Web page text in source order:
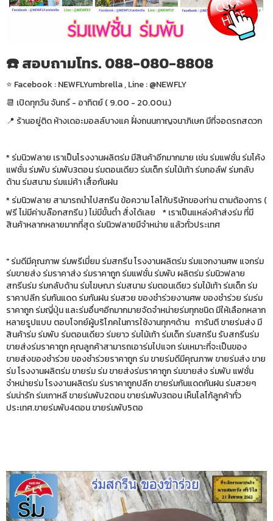
☎️ สอบถามโทร. 088-080-8808
⭐️ Facebook : NEWFLYumbrella , Line : @NEWFLY
📆 เปิดทุกวัน จันทร์ - อาทิตย์ ( 9.00 - 20.00น.)
📍 ร้านอยู่ติด ห้างเดอะมอลล์บางแค ฝั่งถนนกาญจนาภิเษก มีที่จอดรถสดวก
* ร่มนิวฟลาย เราเป็นโรงงานผลิตร่ม มีสินค้าอีกมากมาย เช่น ร่มแฟชั่น ร่มโค้ง
แฟชั่น ร่มพับ ร่มพับ3ตอน ร่มตอนเดียว ร่มเด็ก ร่มไม้เท้า ร่มกอล์ฟ ร่มกลับ
ด้าน ร่มสนาม ร่มแม่ค้า เสื้อกันฝน
* ร่มนิวฟลาย สามารถนำไปสกรีน ข้อความ โลโก้บริษัทของท่าน ตามต้องการ (
ฟรี ไม่มีค่าบล๊อกสกรีน ) ไม่มีขั้นต่ำ สั่งได้เลย * เราเป็นแหล่งค้าส่งร่ม ที่มี
สินค้าหลากหลายมากที่สุด ร่มนิวฟลายมีจำหน่าย แล้วทั่วประเทศ
" ร่มดีมีคุณภาพ ร่มพรีเมี่ยม ร่มสกรีน โรงงานผลิตร่ม ร่มแจกงานศพ แจกร่ม
ร่มขายส่ง ร่มราคาส่ง ร่มราคาถูก ร่มแฟชั่น ร่มพับ ผลิตร่ม ร่มนิวฟลาย
สกรีนร่ม ร่มกลับด้าน ร่มโฆษณา ร่มสนาม ร่มตอนเดียว ร่มไม้เท้า ร่มเด็ก ร่ม
ราคาปลีก ร่มกันแดด ร่มกันฝน ร่มสวย ของชำร่วยงานศพ ของชำร่วย ร่มร่ม
ราคาถูก ร่มญี่ปุ่น และร่มอื่นๆอีกมากมายจัดจำหน่ายร่มทุกชนิด มีให้เลือกหลาก
หลายรูปแบบ ตอบโจทย์ผู้บริโภคในการใช้งานทุกๆด้าน การันตี ขายร่มส่ง มี
สินค้าร่ม ร่มพับ ร่มตอนเดียว ร่มยาว ร่มไม้เท้า ร่มเด็ก ร่มสกรีน รับสกรีนร่ม
ขายส่งร่มราคาถูก คุณลูกค้าสามารถเอาร่มไปแจก ร่มเหมาะที่จะเป็นของ
ขายส่งของชำร่วย ของชำร่วยราคาถูก ร่ม ขายร่มดีมีคุณภาพ ขายร่มส่ง ขาย
ร่ม โรงงานผลิตร่ม ขายร่ม ร่ม ขายส่งร่มราคาถูก ร่มขายส่ง ร่มพับ แฟชั่น
จำหน่ายร่ม โรงงานผลิตร่ม ร่มราคาถูกปลีก ขายร่มกันแดดกันฝน ร่มสวยๆ
ร่มน่ารัก ร่มเกาหลี ขายร่มพับ2ตอน ขายร่มพับ3ตอน เห็นโลโก้ลูกค้าทั่ว
ประเทศ.ขายร่มพับ4ตอน ขายร่มพับ5ตอ